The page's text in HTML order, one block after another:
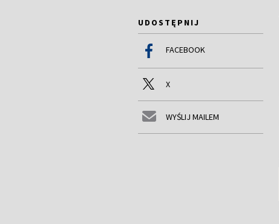
UDOSTĘPNIJ
FACEBOOK
X
WYŚLIJ MAILEM